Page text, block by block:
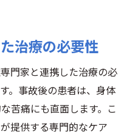
治療の必要性
門家と連携した治療の必
。事故後の患者は、身体
苦痛にも直面します。こ
提供する専門的なケア